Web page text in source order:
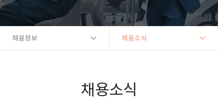
채용정보 채용소식
채용소식